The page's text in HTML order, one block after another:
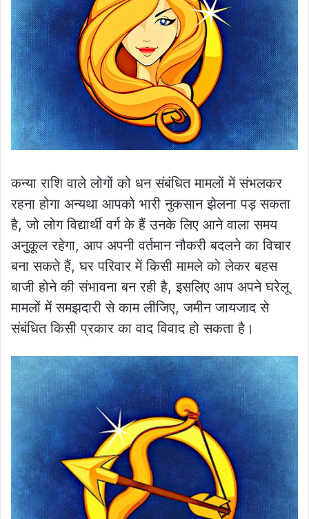
कन्या राशि वाले लोगों को धन संबंधित मामलों में संभलकर
रहना होगा अन्यथा आपको भारी नुकसान झेलना पड़ सकता
है, जो लोग विद्यार्थी वर्ग के हैं उनके लिए आने वाला समय
अनुकूल रहेगा, आप अपनी वर्तमान नौकरी बदलने का विचार
बना सकते हैं, घर परिवार में किसी मामले को लेकर बहस
बाजी होने की संभावना बन रही है, इसलिए आप अपने घरेलू
मामलों में समझदारी से काम लीजिए, जमीन जायजाद से
संबंधित किसी प्रकार का वाद विवाद हो सकता है।